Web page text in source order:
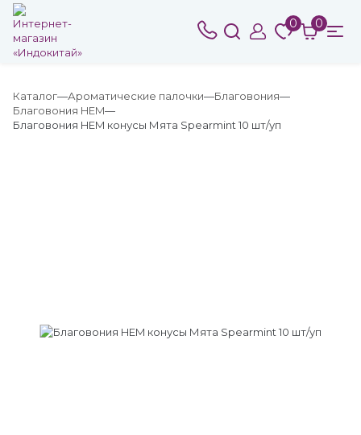
0 0
Каталог Ароматические палочки
Благовония
Благовония HEM
Благовония HEM конусы Мята Spearmint 10 шт/уп